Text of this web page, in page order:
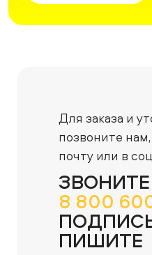
Для заказа и
позвоните нам,
почту или в
ЗВОНИТЕ
8 800
ПИШИТЕ